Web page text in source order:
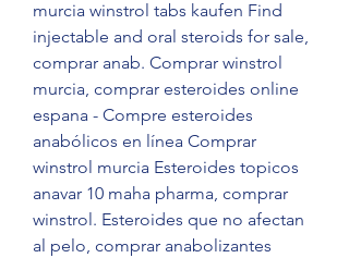
murcia winstrol tabs kaufen Find
injectable and oral steroids for sale,
comprar anab. Comprar winstrol
murcia, comprar esteroides online
espana - Compre esteroides
anabólicos en línea Comprar
winstrol murcia Esteroides topicos
anavar 10 maha pharma, comprar
winstrol. Esteroides que no afectan
al pelo, comprar anabolizantes